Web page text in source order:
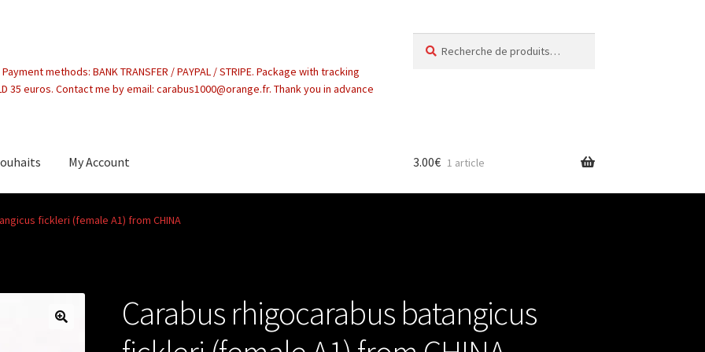
methods: BANK TRANSFER / PAYPAL / STRIPE. Package with tracking
35 euros. Contact me by email: carabus1000@orange.fr. Thank you in advance
pour :
My Account 3.00€ 1 article
fickleri (female A1) from CHINA
Carabus rhigocarabus batangicus